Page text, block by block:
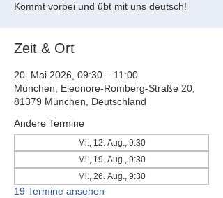
Kommt vorbei und übt mit uns deutsch!
Zeit & Ort
20. Mai 2026, 09:30 – 11:00
München, Eleonore-Romberg-Straße 20,
81379 München, Deutschland
Andere Termine
Mi., 12. Aug., 9:30
Mi., 19. Aug., 9:30
Mi., 26. Aug., 9:30
19 Termine ansehen